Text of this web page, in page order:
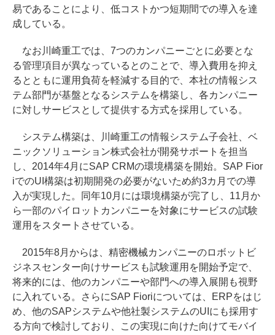
易であることにより、低コストかつ短期間での導入を達
成している。
なお川崎重工では、7つのカンパニーごとに必要とな
る管理項目が異なっているとのことで、導入費用を抑え
るとともに運用負荷を軽減する目的で、本社の情報シス
テム部門が基盤となるシステムを構築し、各カンパニー
に対しサービスとして提供する方式を採用している。
システム構築は、川崎重工の情報システム子会社、ベ
ニックソリューション株式会社が開発サポートを担当
し、2014年4月にSAP CRMの環境構築を開始。SAP Fior
iでのUI構築は初期開発の必要がないため約3カ月での導
入が実現した。同年10月には環境構築が完了し、11月か
ら一部のパイロットカンパニーを対象にサービスの試験
運用をスタートさせている。
2015年8月からは、精密機械カンパニーのロボットビ
ジネスセンター向けサービスも試験運用を開始予定で、
将来的には、他のカンパニーや部門への導入展開も視野
に入れている。さらにSAP Fioriについては、ERPをはじ
め、他のSAPシステムや他社製システムのUIにも採用す
る方向で検討しており、この実現に向けた向けてモバイ